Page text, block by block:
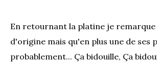
En retournant la platine je
d'origine mais qu'en plus une de ses
probablement... Ça bidouille, Ça